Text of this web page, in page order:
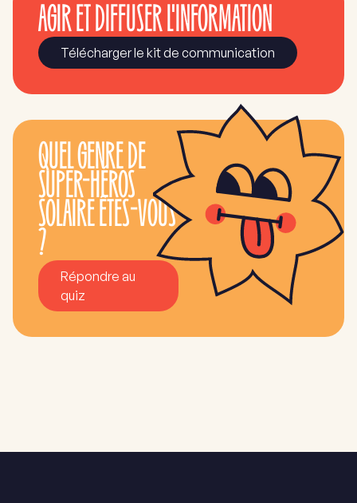
AGIR ET DIFFUSER L'INFORMATION
Télécharger le kit de communication
QUEL GENRE DE
SUPER-HÉROS
SOLAIRE ÊTES-VOUS
?
Répondre au
quiz